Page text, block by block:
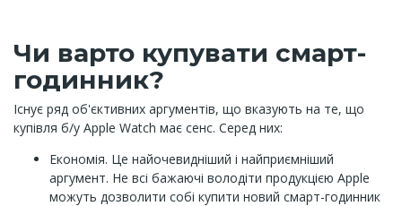
Чи варто купувати смарт-
годинник?
Існує ряд об'єктивних аргументів, що вказують на те, що
купівля б/у Apple Watch має сенс. Серед них:
Економія. Це найочевидніший і найприємніший
аргумент. Не всі бажаючі володіти продукцією Apple
можуть дозволити собі купити новий смарт-годинник